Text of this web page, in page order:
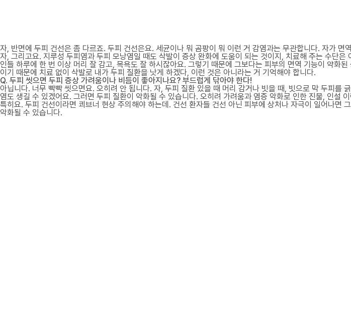
자, 반면에 두피 건선은 좀 다르죠. 두피 건선은요. 세균이나 뭐 곰팡이 뭐 이런 거 감염과는 무관합니다. 자가
자, 그리고요. 지루성 두피염과 두피 모낭염일 때도 삭발이 증상 완화에 도움이 되는 것이지, 치료해 주는 수단
인들 하루에 한 번 이상 머리 잘 감고, 목욕도 잘 하시잖아요. 그렇기 때문에 그보다는 피부의 면역 기능이 약화
이기 때문에 치료 없이 삭발로 내가 두피 질환을 낫게 하겠다, 이런 것은 아니라는 거 기억해야 합니다.
Q. 두피 씻으면 두피 증상 가려움이나 비듬이 좋아지나요? 부드럽게 닦아야 한다!
아닙니다. 너무 빡빡 씻으면요. 오히려 안 됩니다. 자, 두피 질환 있을 때 머리 감거나 빗을 때, 빗으로 막 두피
염도 생길 수 있겠어요. 그러면 두피 질환이 악화될 수 있습니다. 오히려 가려움과 염증 악화로 인한 진물, 인설
특히요. 두피 건선이라면 쾨브너 현상 주의해야 하는데. 건선 환자들 건선 아닌 피부에 상처나 자극이 일어나면
악화될 수 있습니다.